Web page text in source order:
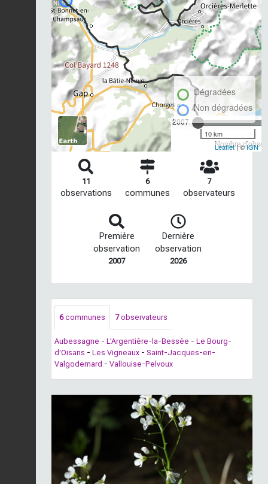
2007
Nombre
Dégradées
Non dégradées
10 km
Leaflet| ©IGN
11
observations
6
communes
7
observateurs
Première
observation
2007
Dernière
observation
2026
6communes 7observateurs
Aubessagne - L'Argentière-la-Bessée - Le Bourg-
d'Oisans - Les Vigneaux - Saint-Jacques-en-
Valgodemard - Vallouise-Pelvoux